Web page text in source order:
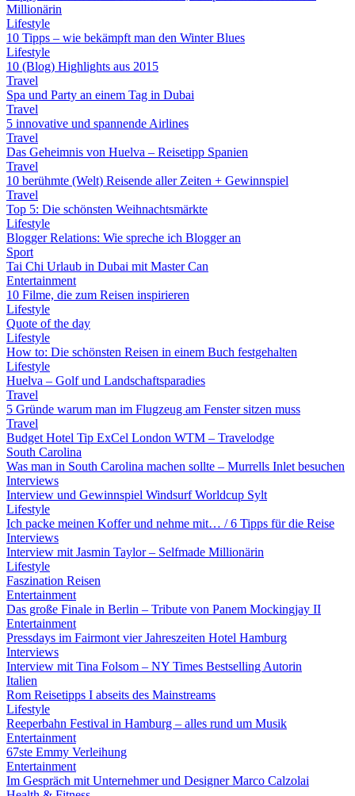
Millionärin
Lifestyle
10 Tipps – wie bekämpft man den Winter Blues
Lifestyle
10 (Blog) Highlights aus 2015
Travel
Spa und Party an einem Tag in Dubai
Travel
5 innovative und spannende Airlines
Travel
Das Geheimnis von Huelva – Reisetipp Spanien
Travel
10 berühmte (Welt) Reisende aller Zeiten + Gewinnspiel
Travel
Top 5: Die schönsten Weihnachtsmärkte
Lifestyle
Blogger Relations: Wie spreche ich Blogger an
Sport
Tai Chi Urlaub in Dubai mit Master Can
Entertainment
10 Filme, die zum Reisen inspirieren
Lifestyle
Quote of the day
Lifestyle
How to: Die schönsten Reisen in einem Buch festgehalten
Lifestyle
Huelva – Golf und Landschaftsparadies
Travel
5 Gründe warum man im Flugzeug am Fenster sitzen muss
Travel
Budget Hotel Tip ExCel London WTM – Travelodge
South Carolina
Was man in South Carolina machen sollte – Murrells Inlet besuchen
Interviews
Interview und Gewinnspiel Windsurf Worldcup Sylt
Lifestyle
Ich packe meinen Koffer und nehme mit… / 6 Tipps für die Reise
Interviews
Interview mit Jasmin Taylor – Selfmade Millionärin
Lifestyle
Faszination Reisen
Entertainment
Das große Finale in Berlin – Tribute von Panem Mockingjay II
Entertainment
Pressdays im Fairmont vier Jahreszeiten Hotel Hamburg
Interviews
Interview mit Tina Folsom – NY Times Bestselling Autorin
Italien
Rom Reisetipps I abseits des Mainstreams
Lifestyle
Reeperbahn Festival in Hamburg – alles rund um Musik
Entertainment
67ste Emmy Verleihung
Entertainment
Im Gespräch mit Unternehmer und Designer Marco Calzolai